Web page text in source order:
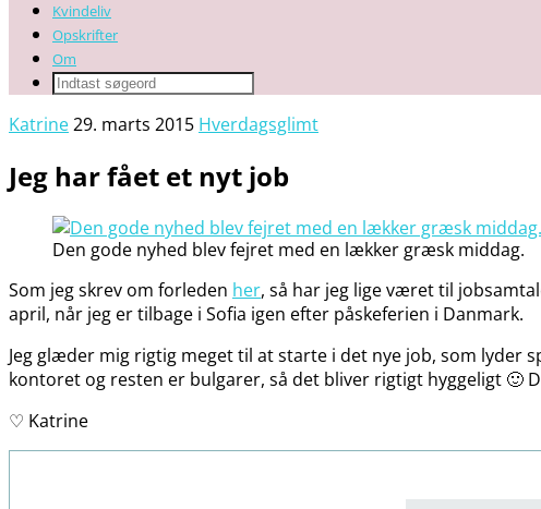
Kvindeliv
Opskrifter
Om
Katrine29. marts 2015 Hverdagsglimt
Jeg har fået et nyt job
Den gode nyhed blev fejret med en lækker græsk middag.
Som jeg skrev om forleden her, så har jeg lige været til
april, når jeg er tilbage i Sofia igen efter påskeferien i Danmark.
Jeg glæder mig rigtig meget til at starte i det nye job, som
kontoret og resten er bulgarer, så det bliver rigtigt hyggeligt 🙂
♡ Katrine